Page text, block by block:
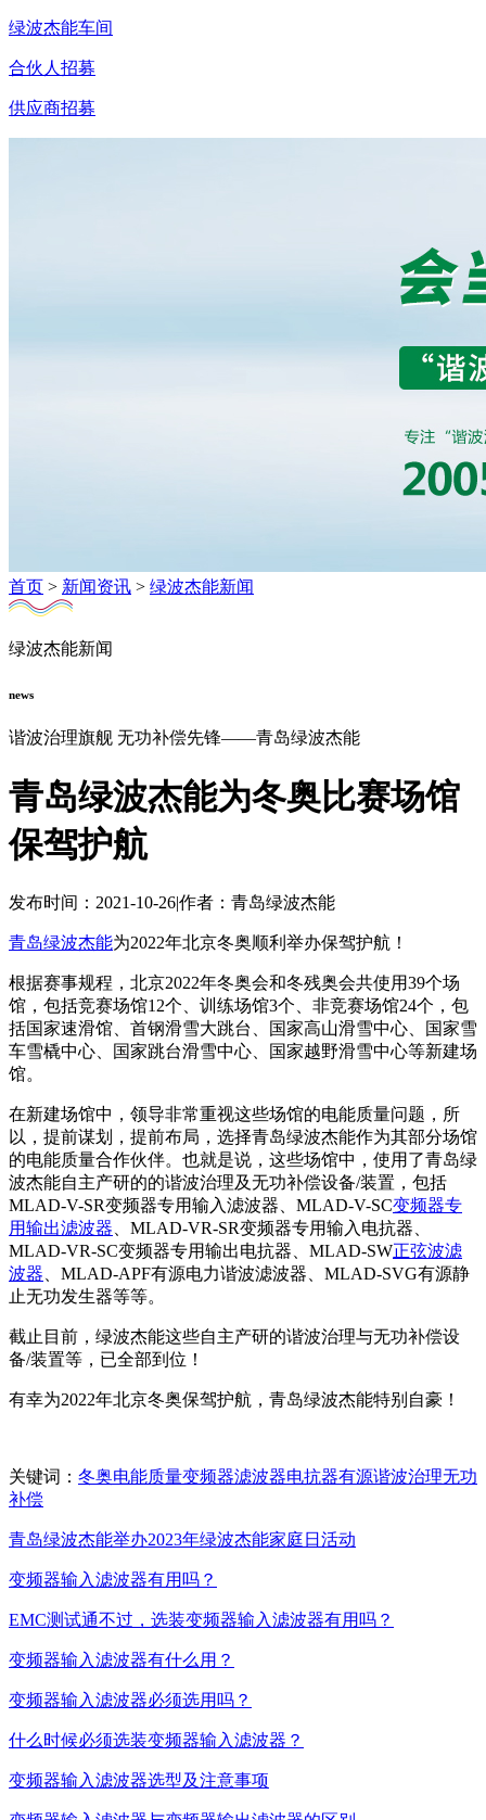
绿波杰能车间
合伙人招募
供应商招募
首页 > 新闻资讯 > 绿波杰能新闻
绿波杰能新闻
news
谐波治理旗舰 无功补偿先锋——青岛绿波杰能
青岛绿波杰能为冬奥比赛场馆
保驾护航
发布时间：2021-10-26|作者：青岛绿波杰能
青岛绿波杰能为2022年北京冬奥顺利举办保驾护航！
根据赛事规程，北京2022年冬奥会和冬残奥会共使用39个场
馆，包括竞赛场馆12个、训练场馆3个、非竞赛场馆24个，包
括国家速滑馆、首钢滑雪大跳台、国家高山滑雪中心、国家雪
车雪橇中心、国家跳台滑雪中心、国家越野滑雪中心等新建场
馆。
在新建场馆中，领导非常重视这些场馆的电能质量问题，所
以，提前谋划，提前布局，选择青岛绿波杰能作为其部分场馆
的电能质量合作伙伴。也就是说，这些场馆中，使用了青岛绿
波杰能自主产研的的谐波治理及无功补偿设备/装置，包括
MLAD-V-SR变频器专用输入滤波器、MLAD-V-SC变频器专
用输出滤波器 、MLAD-VR-SR变频器专用输入电抗器、
MLAD-VR-SC变频器专用输出电抗器、MLAD-SW正弦波滤
波器 、MLAD-APF有源电力谐波滤波器、MLAD-SVG有源静
止无功发生器等等。
截止目前，绿波杰能这些自主产研的谐波治理与无功补偿设
备/装置等，已全部到位！
有幸为2022年北京冬奥保驾护航，青岛绿波杰能特别自豪！
关键词： 冬奥电能质量变频器滤波器电抗器有源谐波治理无功
补偿
青岛绿波杰能举办2023年绿波杰能家庭日活动
变频器输入滤波器有用吗？
EMC测试通不过，选装变频器输入滤波器有用吗？
变频器输入滤波器有什么用？
变频器输入滤波器必须选用吗？
什么时候必须选装变频器输入滤波器？
变频器输入滤波器选型及注意事项